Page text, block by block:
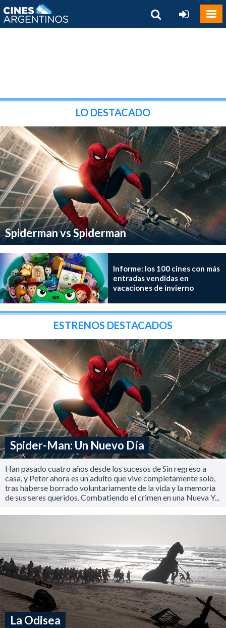
LO DESTACADO
Spiderman vs Spiderman
Informe: los 100 cines con más
entradas vendidas en
vacaciones de invierno
ESTRENOS DESTACADOS
Spider-Man: Un Nuevo Día
Han pasado cuatro años desde los sucesos de Sin regreso a
casa, y Peter ahora es un adulto que vive completamente solo,
tras haberse borrado voluntariamente de la vida y la memoria
de sus seres queridos. Combatiendo el crimen en una Nueva Y...
La Odisea